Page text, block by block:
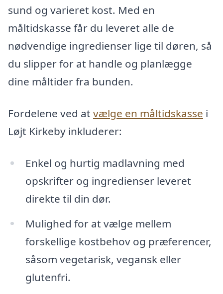
sund og varieret kost. Med en
måltidskasse får du leveret alle de
nødvendige ingredienser lige til døren, så
du slipper for at handle og planlægge
dine måltider fra bunden.
Fordelene ved at vælge en måltidskasse i
Løjt Kirkeby inkluderer:
Enkel og hurtig madlavning med
opskrifter og ingredienser leveret
direkte til din dør.
Mulighed for at vælge mellem
forskellige kostbehov og præferencer,
såsom vegetarisk, vegansk eller
glutenfri.